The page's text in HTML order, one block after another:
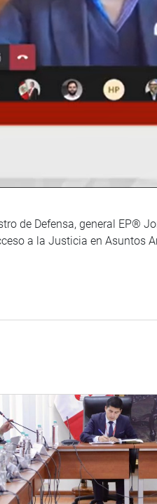
de Defensa, general EP®
a la Justicia en Asuntos